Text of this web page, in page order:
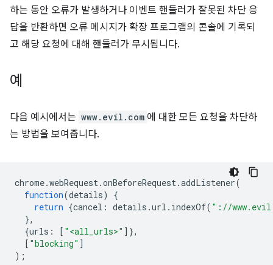
하는 동안 오류가 발생하거나 이벤트 핸들러가 잘못된 차단 응
답을 반환하면 오류 메시지가 확장 프로그램의 콘솔에 기록되
고 해당 요청에 대해 핸들러가 무시됩니다.
예
다음 예시에서는 www.evil.com 에 대한 모든 요청을 차단하
는 방법을 보여줍니다.
chrome.webRequest.onBeforeRequest.addListener(
function(details)
{
return {cancel : details .url . indexOf( "://
},
{urls : [ "<all_urls>" ]},
[ "blocking" ]
);